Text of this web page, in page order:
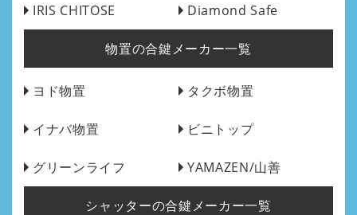
IRIS CHITOSE Diamond Safe
物置の合鍵メーカー一覧
ヨド物置 タクボ物置
イナバ物置 ビニトップ
グリーンライフ YAMAZEN/山善
シャッターの合鍵メーカー一覧